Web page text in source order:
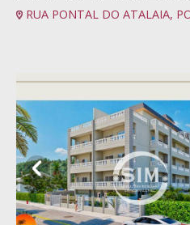
RUA PONTAL DO ATALAIA,